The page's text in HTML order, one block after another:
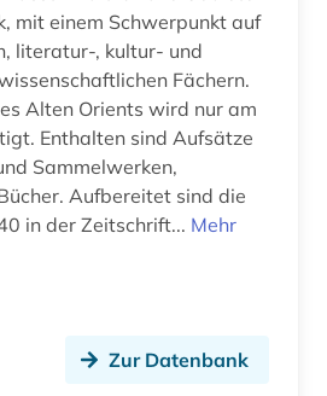
mit einem Schwerpunkt auf
literatur-, kultur- und
Fächern.
Alten Orients wird nur am
Enthalten sind Aufsätze
Sammelwerken,
Aufbereitet sind die
in der Zeitschrift... Mehr
Zur Datenbank